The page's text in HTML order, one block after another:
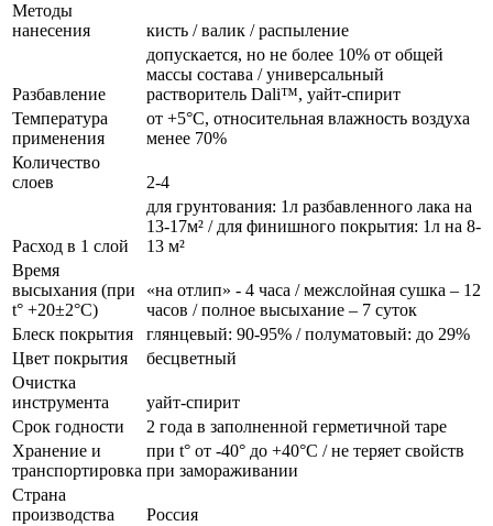
Методы
нанесения
кисть / валик / распыление
Разбавление
допускается, но не более 10% от общей
массы состава / универсальный
растворитель Dali™, уайт-спирит
Температура
применения
от +5°С, относительная влажность воздуха
менее 70%
Количество
слоев
2-4
Расход в 1 слой
для грунтования: 1л разбавленного лака на
13-17м² / для финишного покрытия: 1л на 8-
13 м²
Время
высыхания (при
t° +20±2°C)
«на отлип» - 4 часа / межслойная сушка – 12
часов / полное высыхание – 7 суток
Блеск покрытия
глянцевый: 90-95% / полуматовый: до 29%
Цвет покрытия
бесцветный
Очистка
инструмента
уайт-спирит
Срок годности
2 года в заполненной герметичной таре
Хранение и
транспортировка
при t° от -40° до +40°С / не теряет свойств
при замораживании
Страна
производства
Россия